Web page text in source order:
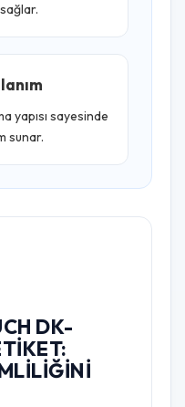
yapısı sayesinde
sunar.
DK-